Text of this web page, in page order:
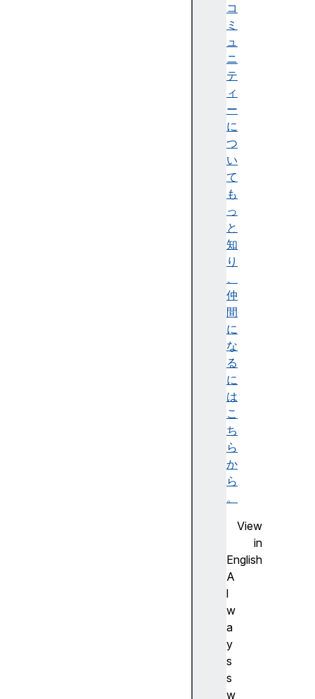
コ
ミ
ュ
ニ
テ
ィ
ー
に
つ
い
て
も
っ
と
知
り
、
仲
間
に
な
る
に
は
こ
ち
ら
か
ら
。
View
in
English
A
l
w
a
y
s
s
w